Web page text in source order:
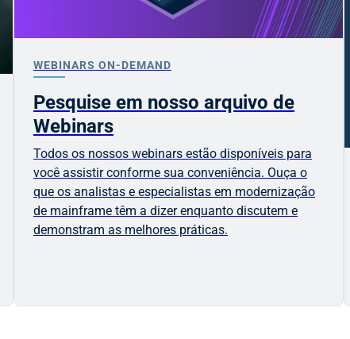
WEBINARS ON-DEMAND
Pesquise em nosso arquivo de
Webinars
Todos os nossos webinars estão disponíveis para
você assistir conforme sua conveniência. Ouça o
que os analistas e especialistas em modernização
de mainframe têm a dizer enquanto discutem e
demonstram as melhores práticas.